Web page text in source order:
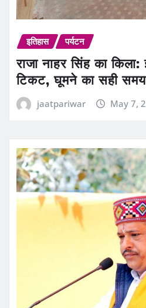
इतिहास पर्यटन
राजा नाहर सिंह का
टिकट, घूमने का सही समय
jaatpariwar May 7,